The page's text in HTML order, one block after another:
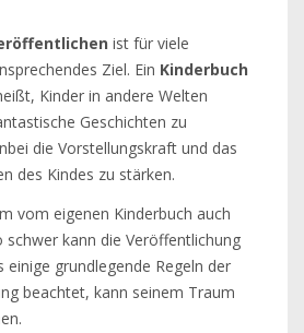
ist für viele
Ziel. Ein Kinderbuch
Kinder in andere Welten
Geschichten zu
die Vorstellungskraft und das
des Kindes zu stärken.
vom eigenen Kinderbuch auch
schwer kann die Veröffentlichung
einige grundlegende Regeln der
beachtet, kann seinem Traum